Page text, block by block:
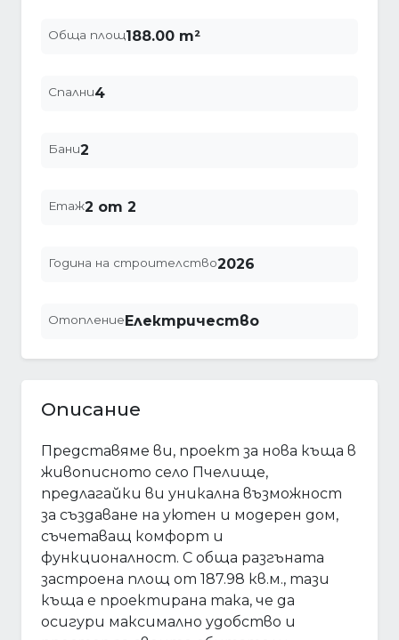
Обща площ188.00 m²
Спални4
Бани2
Етаж2 от 2
Година на строителство2026
ОтоплениеЕлектричество
Описание
Представяме ви, проект за нова къща в
живописното село Пчелище,
предлагайки ви уникална възможност
за създаване на уютен и модерен дом,
съчетаващ комфорт и
функционалност. С обща разгъната
застроена площ от 187.98 кв.м., тази
къща е проектирана така, че да
осигури максимално удобство и